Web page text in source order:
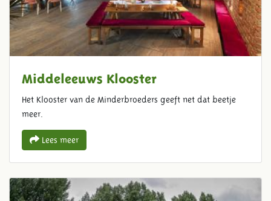
Middeleeuws Klooster
Het Klooster van de Minderbroeders geeft net dat beetje
meer.
Lees meer